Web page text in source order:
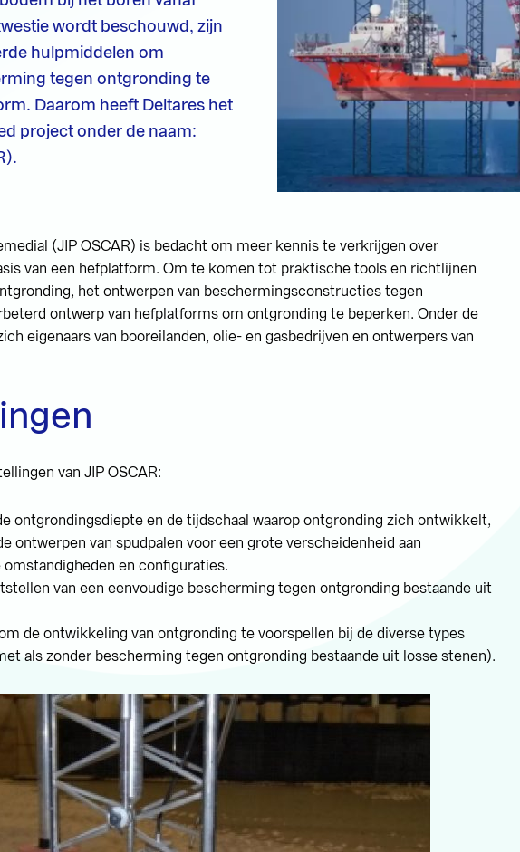
wordt beschouwd, zijn
hulpmiddelen om
tegen ontgronding te
Daarom heeft Deltares het
project onder de naam:
(JIP OSCAR) is bedacht om meer kennis te verkrijgen over
van een hefplatform. Om te komen tot praktische tools en richtlijnen
het ontwerpen van beschermingsconstructies tegen
ontwerp van hefplatforms om ontgronding te beperken. Onder de
eigenaars van booreilanden, olie- en gasbedrijven en ontwerpers van
van JIP OSCAR:
ontgrondingsdiepte en de tijdschaal waarop ontgronding zich ontwikkelt,
ontwerpen van spudpalen voor een grote verscheidenheid aan
en configuraties.
van een eenvoudige bescherming tegen ontgronding bestaande uit
de ontwikkeling van ontgronding te voorspellen bij de diverse types
als zonder bescherming tegen ontgronding bestaande uit losse stenen).